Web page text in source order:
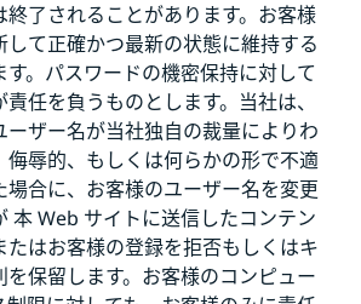
終了されることがあります。お客様
して正確かつ最新の状態に維持する
す。パスワードの機密保持に対して
任を負うものとします。当社は、
ーザー名が当社独自の裁量によりわ
侮辱的、もしくは何らかの形で不適
場合に、お客様のユーザー名を変更
本 Web サイトに送信したコンテン
たはお客様の登録を拒否もしくはキ
を保留します。お客様のコンピュー